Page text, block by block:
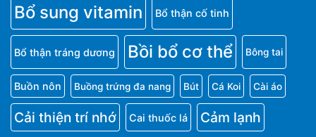
Bổ sung vitamin Bổ thận cố tinh
Bổ thận tráng dương Bồi bổ cơ thể Bông tai
Buồn nôn Buồng trứng đa nang Bút Cá Koi Cài áo
Cải thiện trí nhớ Cai thuốc lá Cảm lạnh